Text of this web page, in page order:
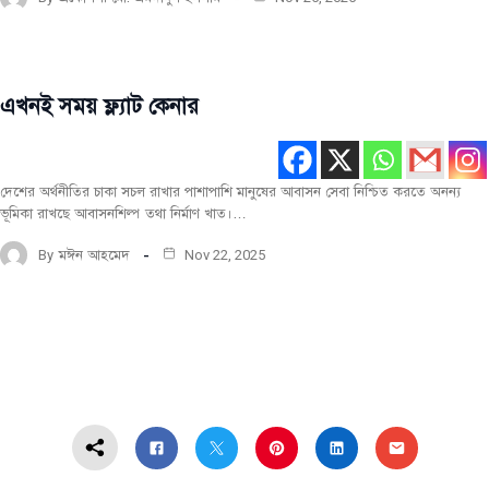
বিশেষ
এখনই সময় ফ্ল্যাট কেনার
দেশের অর্থনীতির চাকা সচল রাখার পাশাপাশি মানুষের আবাসন সেবা নিশ্চিত করতে অনন্য
ভূমিকা রাখছে আবাসনশিল্প তথা নির্মাণ খাত।…
By মঈন আহমেদ Nov 22, 2025